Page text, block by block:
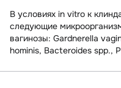
В условиях in vitro к
следующие
вагинозы: Gardnerella
hominis, Bacteroides spp.,